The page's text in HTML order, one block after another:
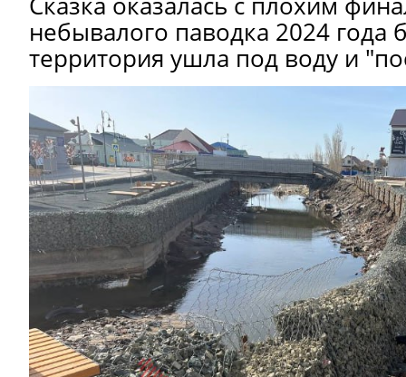
небывалого паводка 2024 года
территория ушла под воду и